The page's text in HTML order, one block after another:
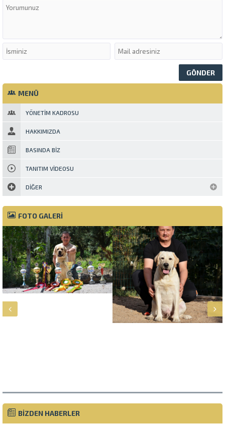
MENÜ
YÖNETIM KADROSU
HAKKIMIZDA
BASINDA BIZ
TANITIM VIDEOSU
DIĞER
FOTO GALERİ
BİZDEN HABERLER